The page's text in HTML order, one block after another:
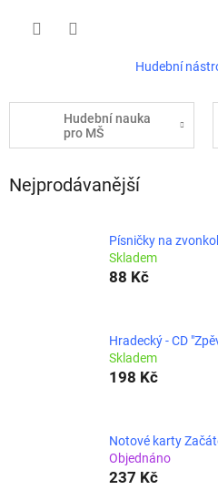
Hudební
Hudební nauka
pro MŠ
Nejprodávanější
Písničky na
Skladem
88 Kč
Hradecký - CD
Skladem
198 Kč
Notové karty
Objednáno
237 Kč